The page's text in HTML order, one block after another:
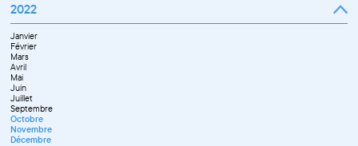
Septembre
Octobre
Novembre
Décembre
2022
Janvier
Février
Mars
Avril
Mai
Juin
Juillet
Septembre
Octobre
Novembre
Décembre